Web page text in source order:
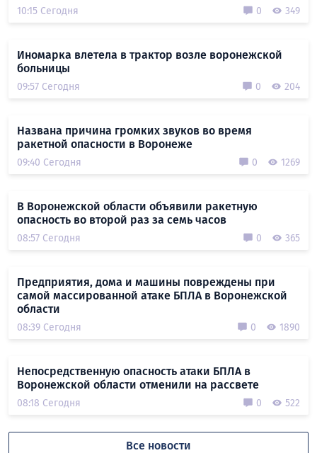
10:15 Сегодня 0 349
Иномарка влетела в трактор возле воронежской
больницы
09:57 Сегодня 0 204
Названа причина громких звуков во время
ракетной опасности в Воронеже
09:40 Сегодня 0 1269
В Воронежской области объявили ракетную
опасность во второй раз за семь часов
08:57 Сегодня 0 365
Предприятия, дома и машины повреждены при
самой массированной атаке БПЛА в Воронежской
области
08:39 Сегодня 0 1890
Непосредственную опасность атаки БПЛА в
Воронежской области отменили на рассвете
08:18 Сегодня 0 522
Все новости